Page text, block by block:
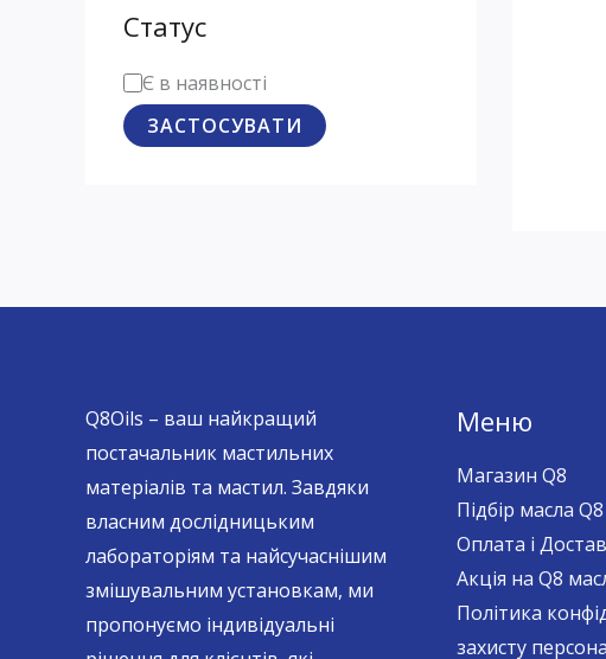
о
і
я
о
у
с
Статус
С
т
Є в наявності
ЗАСТОСУВАТИ
Q8Oils – ваш найкращий
постачальник мастильних
матеріалів та мастил. Завдяки
власним дослідницьким
лабораторіям та найсучаснішим
змішувальним установкам, ми
пропонуємо індивідуальні
Меню
Магазин Q8
Підбір масла Q8
Оплата і
Акція на Q8
Політика
захисту